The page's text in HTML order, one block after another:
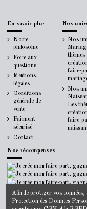
En savoir plus
Notre
philosohie
Foire aux
questions
Mentions
légales
Conditions
générale de
vente
Paiement
sécurisé
Contact
Nos
Nos
thèmes
faire-
Nos
Les
faire-
Nos récompenses
Afin de protéger vos données,
Protection des Données